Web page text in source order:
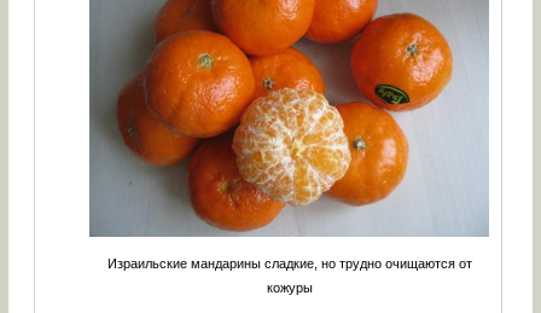
Израильские мандарины сладкие, но трудно очищаются от
кожуры